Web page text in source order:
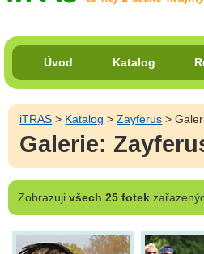
Úvod Katalog
iTRAS > Katalog >Zayferus >
Galerie:
Zobrazuji všech 25 fotek